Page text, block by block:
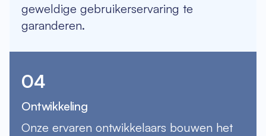
geweldige gebruikerservaring te
garanderen.
04
Ontwikkeling
Onze ervaren ontwikkelaars bouwen het